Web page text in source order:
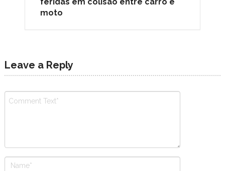
moto
Leave a Reply